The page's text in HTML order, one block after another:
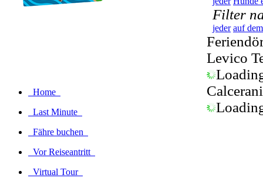
Filter
jeder auf
Levico
Home
Last Minute
Fähre buchen
Vor Reiseantritt
Virtual Tour